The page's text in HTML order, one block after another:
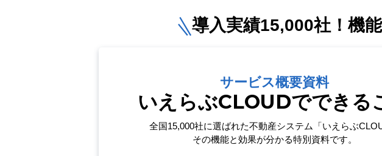
導入実績15,000社！ 機
サービス概要資料
いえらぶCLOUDでできる
全国15,000社に選ばれた不動産システム「いえらぶ
その機能と効果が分かる特別資料です。